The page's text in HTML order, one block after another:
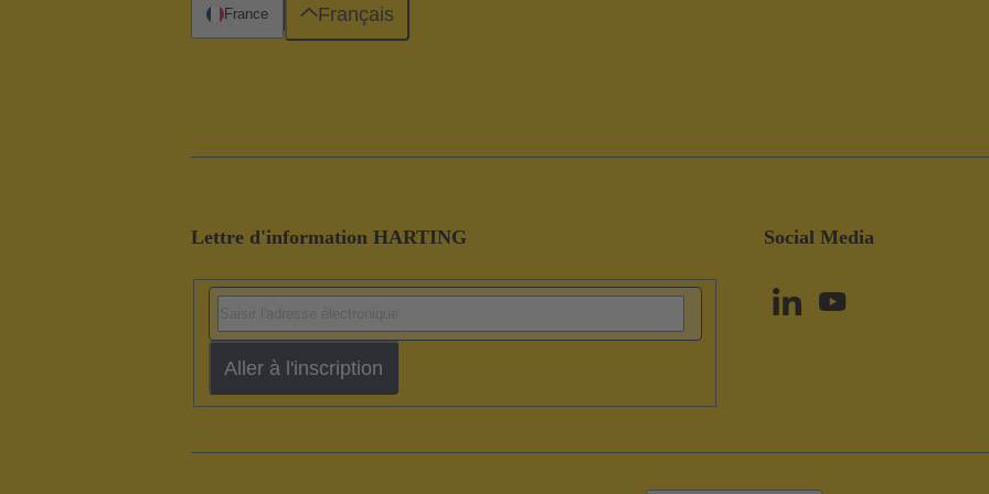
Lettre d'information HARTING
Aller à l'inscription
Social Media
France Français